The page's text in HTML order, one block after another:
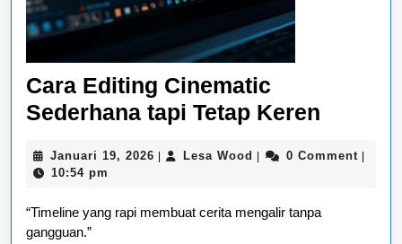
Cara Editing Cinematic
Sederhana tapi Tetap Keren
tapi
Januari 19, 2026 JanuariLesa Wood Lesa 0 Comment
10:54 pm
“Timeline yang rapi membuat cerita mengalir tanpa
gangguan.”